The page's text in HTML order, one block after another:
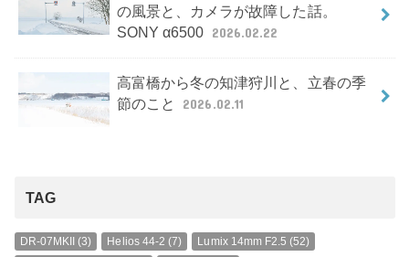
の風景と、カメラが故障した話。
SONY α6500 2026.02.22
高富橋から冬の知津狩川と、立春の季
節のこと
2026.02.11
TAG
DR-07MKII(3) Helios 44-2 (7) Lumix 14mm F2.5 (52)